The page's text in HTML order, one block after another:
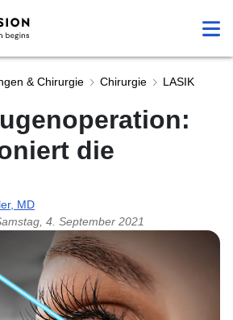
& Chirurgie Chirurgie LASIK
die
MD
4. September 2021